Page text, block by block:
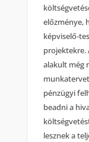
előzménye,
képviselő-
projektekre.
alakult még
pénzügyi
beadni a
lesznek a